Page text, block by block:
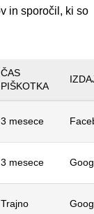
in sporočil, ki so
ČAS
PIŠKOTKA
3 mesece
3 mesece
Trajno